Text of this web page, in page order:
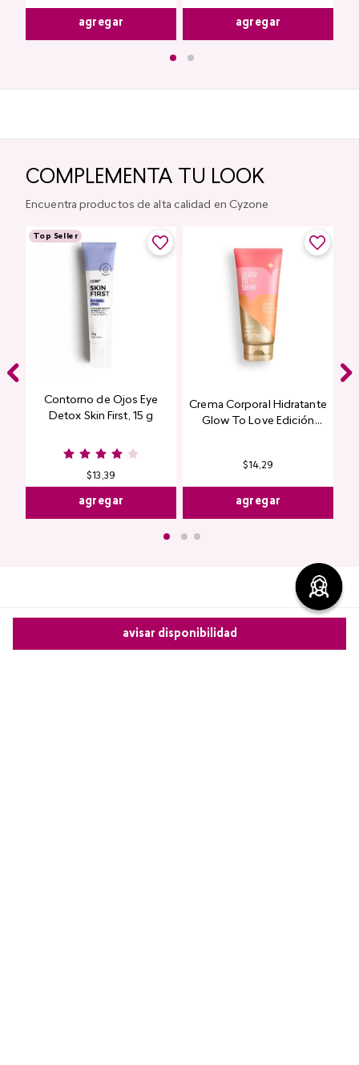
avisar disponibilidad
agregar agregar
COMPLEMENTA TU LOOK
Encuentra productos de alta calidad en Cyzone
Top Seller
Contorno de Ojos Eye
Detox Skin First, 15 g
$13,39
agregar
Crema Corporal Hidratante
Glow To Love Edición
$14,29
agregar
Comentarios